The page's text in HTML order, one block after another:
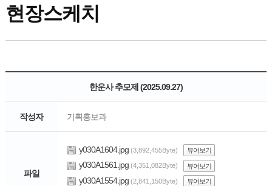
현장스케치
한운사 추모제 (2025.09.27)
작성자 기획홍보과
파일
y030A1604.jpg (3,892,455Byte) 뷰어보기
y030A1561.jpg (4,351,082Byte) 뷰어보기
y030A1554.jpg (2,841,150Byte) 뷰어보기